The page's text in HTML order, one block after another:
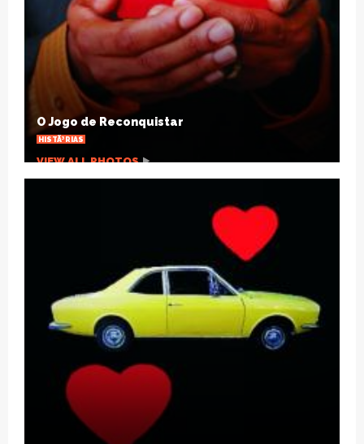
Natal SolidÃ¡rio: escola arrecadarÃ¡
brinquedos para crianÃ§as carentes
OUTRAS NOTÃ­CIAS
VIEW ALL PHOTOS
Joelho estalando, por que isso acontece?